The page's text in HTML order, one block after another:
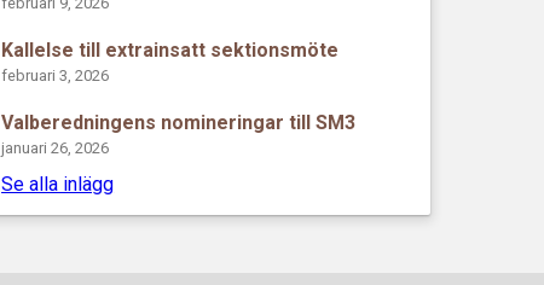
Kallelse till extrainsatt sektionsmöte
februari 3, 2026
Valberedningens nomineringar till SM3
januari 26, 2026
Se alla inlägg